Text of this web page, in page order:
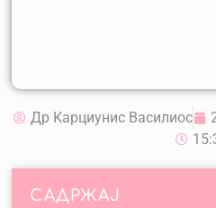
Др Карциунис Василиос
САДРЖАЈ